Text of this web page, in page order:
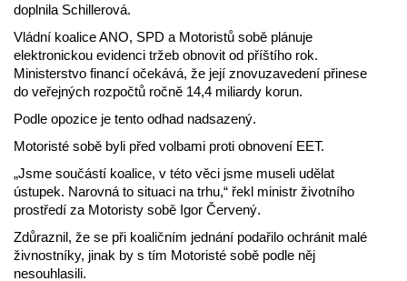
doplnila Schillerová.
Vládní koalice ANO, SPD a Motoristů sobě plánuje
elektronickou evidenci tržeb obnovit od příštího rok.
Ministerstvo financí očekává, že její znovuzavedení přinese
do veřejných rozpočtů ročně 14,4 miliardy korun.
Podle opozice je tento odhad nadsazený.
Motoristé sobě byli před volbami proti obnovení EET.
„Jsme součástí koalice, v této věci jsme museli udělat
ústupek. Narovná to situaci na trhu,“ řekl ministr životního
prostředí za Motoristy sobě Igor Červený.
Zdůraznil, že se při koaličním jednání podařilo ochránit malé
živnostníky, jinak by s tím Motoristé sobě podle něj
nesouhlasili.